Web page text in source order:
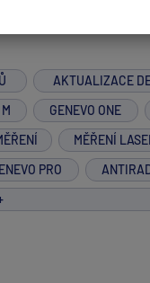
AKTUALIZACE
GENEVO ONE
MĚŘENÍ
PRO